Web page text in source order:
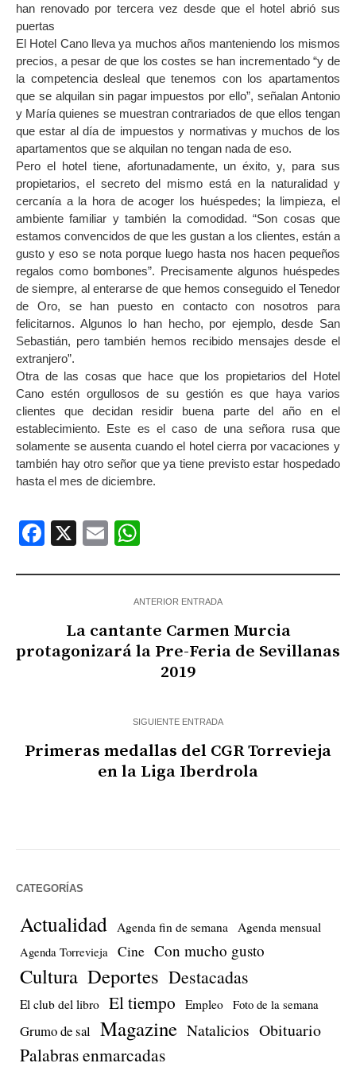
han renovado por tercera vez desde que el hotel abrió sus
puertas
El Hotel Cano lleva ya muchos años manteniendo los mismos
precios, a pesar de que los costes se han incrementado “y de
la competencia desleal que tenemos con los apartamentos
que se alquilan sin pagar impuestos por ello”, señalan Antonio
y María quienes se muestran contrariados de que ellos tengan
que estar al día de impuestos y normativas y muchos de los
apartamentos que se alquilan no tengan nada de eso.
Pero el hotel tiene, afortunadamente, un éxito, y, para sus
propietarios, el secreto del mismo está en la naturalidad y
cercanía a la hora de acoger los huéspedes; la limpieza, el
ambiente familiar y también la comodidad. “Son cosas que
estamos convencidos de que les gustan a los clientes, están a
gusto y eso se nota porque luego hasta nos hacen pequeños
regalos como bombones”. Precisamente algunos huéspedes
de siempre, al enterarse de que hemos conseguido el Tenedor
de Oro, se han puesto en contacto con nosotros para
felicitarnos. Algunos lo han hecho, por ejemplo, desde San
Sebastián, pero también hemos recibido mensajes desde el
extranjero”.
Otra de las cosas que hace que los propietarios del Hotel
Cano estén orgullosos de su gestión es que haya varios
clientes que decidan residir buena parte del año en el
establecimiento. Este es el caso de una señora rusa que
solamente se ausenta cuando el hotel cierra por vacaciones y
también hay otro señor que ya tiene previsto estar hospedado
hasta el mes de diciembre.
Facebook
X Email
ANTERIOR ENTRADA
La cantante Carmen Murcia
protagonizará la Pre-Feria de Sevillanas
2019
SIGUIENTE ENTRADA
Primeras medallas del CGR Torrevieja
en la Liga Iberdrola
CATEGORÍAS
Actualidad Agenda fin de semana Agenda mensual
Agenda Torrevieja Cine Con mucho gusto
Cultura Deportes Destacadas
El club del libro El tiempo Empleo Foto de la semana
Grumo de sal Magazine Natalicios Obituario
Palabras enmarcadas